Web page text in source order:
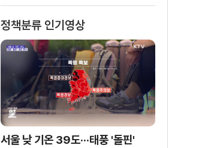
정책분류 인기영상
서울 낮 기온 39도···태풍 '돌핀'